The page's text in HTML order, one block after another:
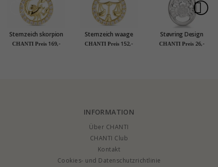
Sternzeich skorpion
Anhänger aus 8 Karat
CHANTI Preis 169,-
Sternzeich waage
Zirkon Anhänger aus
CHANTI Preis 152,-
Støvring Design
Krebs Anhänger in
CHANTI Preis 26,-
INFORMATION
Über CHANTI
CHANTI Club
Kontakt
Cookies- und Datenschutzrichtlinie